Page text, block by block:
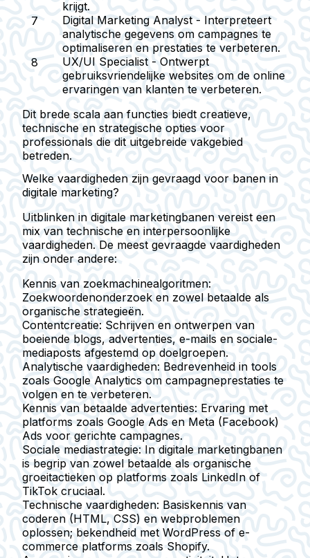
krijgt.
Digital Marketing Analyst - Interpreteert
analytische gegevens om campagnes te
optimaliseren en prestaties te verbeteren.
UX/UI Specialist - Ontwerpt
gebruiksvriendelijke websites om de online
ervaringen van klanten te verbeteren.
Dit brede scala aan functies biedt creatieve,
technische en strategische opties voor
professionals die dit uitgebreide vakgebied
betreden.
Welke vaardigheden zijn gevraagd voor banen in
digitale marketing?
Uitblinken in digitale marketingbanen vereist een
mix van technische en interpersoonlijke
vaardigheden. De meest gevraagde vaardigheden
zijn onder andere:
Kennis van zoekmachinealgoritmen:
Zoekwoordenonderzoek en zowel betaalde als
organische strategieën.
Contentcreatie: Schrijven en ontwerpen van
boeiende blogs, advertenties, e-mails en sociale-
mediaposts afgestemd op doelgroepen.
Analytische vaardigheden: Bedrevenheid in tools
zoals Google Analytics om campagneprestaties te
volgen en te verbeteren.
Kennis van betaalde advertenties: Ervaring met
platforms zoals Google Ads en Meta (Facebook)
Ads voor gerichte campagnes.
Sociale mediastrategie: In digitale marketingbanen
is begrip van zowel betaalde als organische
groeitactieken op platforms zoals LinkedIn of
TikTok cruciaal.
Technische vaardigheden: Basiskennis van
coderen (HTML, CSS) en webproblemen
oplossen; bekendheid met WordPress of e-
commerce platforms zoals Shopify.